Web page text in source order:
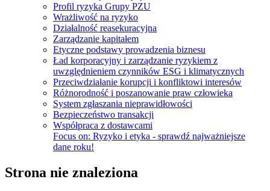
Profil ryzyka Grupy PZU
Wrażliwość na ryzyko
Działalność reasekuracyjna
Zarządzanie kapitałem
Etyczne podstawy prowadzenia biznesu
Ład korporacyjny i zarządzanie ryzykiem z
uwzględnieniem czynników ESG i klimatycznych
Przeciwdziałanie korupcji i konfliktowi interesów
Różnorodność i poszanowanie praw człowieka
System zgłaszania nieprawidłowości
Bezpieczeństwo transakcji
Współpraca z dostawcami
Focus on: Ryzyko i etyka - sprawdź najważniejsze
dane roku!
Strona nie znaleziona